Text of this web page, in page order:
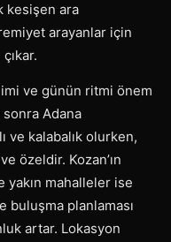
kesişen ara
arayanlar için
ve günün ritmi önem
Adana
ve kalabalık olurken,
özeldir. Kozan’ın
yakın mahalleler ise
planlaması
artar. Lokasyon